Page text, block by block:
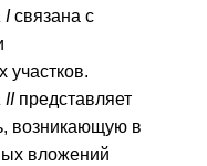
Iсвязана с
участков.
II представляет
возникающую в
вложений